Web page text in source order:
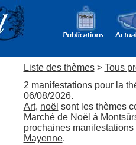
Liste des thèmes> Tous
2 manifestations pour la
06/08/2026.
Art, noël sont les thèmes
Marché de Noël à
prochaines
Mayenne.